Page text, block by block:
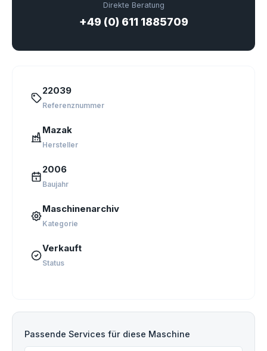
Direkte Beratung
+49 (0) 611 1885709
22039
Referenznummer
Mazak
Hersteller
2006
Baujahr
Maschinenarchiv
Kategorie
Verkauft
Status
Passende Services für diese Maschine